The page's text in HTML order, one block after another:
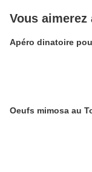
Vous aimerez
Apéro dinatoire
Oeufs mimosa au